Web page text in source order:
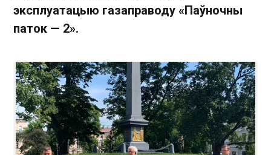
эксплуатацыю газаправоду «Паўночны
паток — 2».